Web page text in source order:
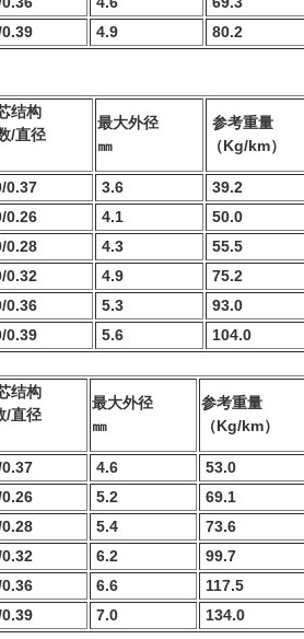
4.9
80.2
结构
/直径
最大外径
㎜
参考重量
（Kg/km）
0.37 3.6
39.2
0.26 4.1
50.0
0.28 4.3
55.5
0.32 4.9
75.2
0.36 5.3
93.0
0.39 5.6
104.0
结构
/直径
最大外径
㎜
参考重量
（Kg/km）
4.6
53.0
5.2
69.1
5.4
73.6
6.2
99.7
6.6
117.5
7.0 134.0